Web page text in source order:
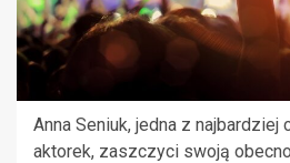
Anna Seniuk, jedna z najbardziej
aktorek, zaszczyci swoją